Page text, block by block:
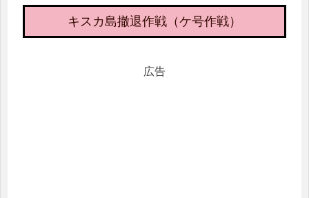
キスカ島撤退作戦（ケ号作戦）
広告